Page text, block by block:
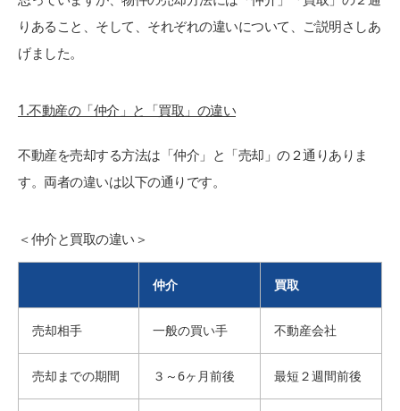
りあること、そして、それぞれの違いについて、ご説明さしあ
げました。
1.不動産の「仲介」と「買取」の違い
不動産を売却する方法は「仲介」と「売却」の２通りありま
す。両者の違いは以下の通りです。
＜仲介と買取の違い＞
仲介 買取
売却相手 一般の買い手 不動産会社
売却までの期間 ３～6ヶ月前後 最短２週間前後